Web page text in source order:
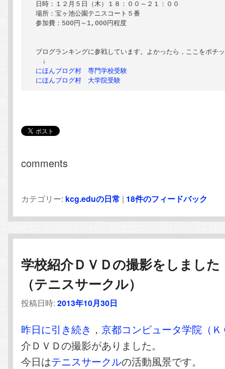
日時：１２月５日（木）１８：００～２１：００
場所：宝ヶ池公園テニスコート５番
参加費：500円～1,000円程度
ブログランキングに参戦しています。よかったら，ここをポチ
↓
にほんブログ村　専門学校受験
にほんブログ村　大学院受験
comments
カテゴリー: kcg.eduの日常 | 18件のフィードバック
学校紹介ＤＶＤの撮影をしました
（テニスサークル）
投稿日時:2013年10月30日
昨日に引き続き ， 京都コンピュータ学院（
介ＤＶＤの撮影がありました。
今日はテニスサークルの活動風景です。